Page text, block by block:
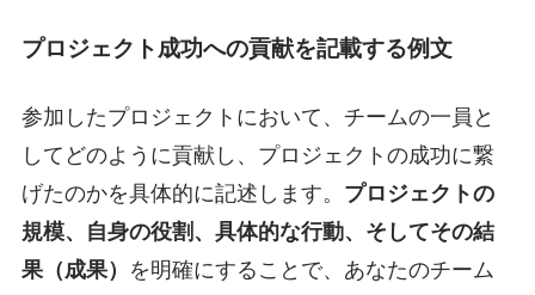
プロジェクト成功への貢献を記載する例文
参加したプロジェクトにおいて、チームの一員と
してどのように貢献し、プロジェクトの成功に繋
げたのかを具体的に記述します。 プロジェクトの
規模、自身の役割、具体的な行動、そしてその結
果（成果）
を明確にすることで、あなたのチーム